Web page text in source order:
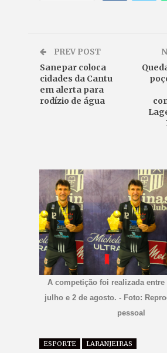
PREV POST
Sanepar coloca
cidades da Cantu
em alerta para
rodízio de água
A competição foi realizada entre
julho e 2 de agosto. - Foto:
pessoal
ESPORTE LARANJEIRAS